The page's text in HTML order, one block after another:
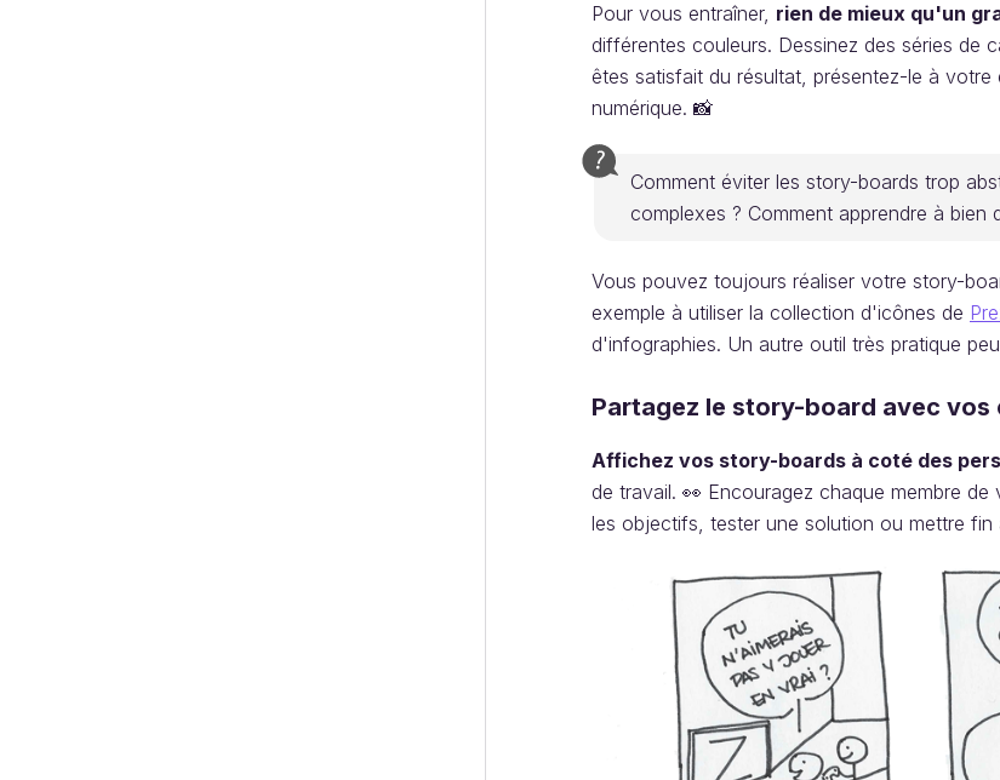
Pour vous entraîner, rien de mieux qu'un
différentes couleurs. Dessinez des séries de
êtes satisfait du résultat, présentez-le à
numérique. 📸
Comment éviter les story-boards trop
complexes ? Comment apprendre à bien
Vous pouvez toujours réaliser votre story-
exemple à utiliser la collection d'icônes de
d'infographies. Un autre outil très pratique
Partagez le story-board avec
Affichez vos story-boards à coté des
de travail. 👀 Encouragez chaque membre
les objectifs, tester une solution ou mettre fin